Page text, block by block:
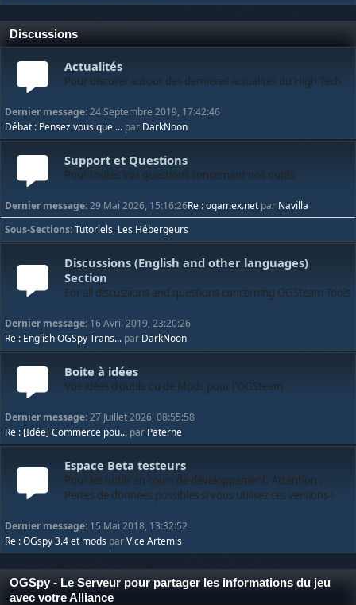
Discussions
Actualités
Pour discuter autour des dernières actualités du High Tech
Dernier message:24 Septembre 2019, 17:42:46
Débat : Pensez vous que ... par DarkNoon
Support et Questions
Pour toutes vos questions concernant nos outils.
Dernier message:29 Mai 2026, 15:16:26Re : ogamex.net par Navilla
Sous-Sections Tutoriels Les Hébergeurs
Discussions (English and other languages)
Section
For all discussions and questions concerning OGSteam Tools
Dernier message: 16 Avril 2019, 23:20:26
Re : English OGSpy Trans... par DarkNoon
Boite à idées
Vos idées d'outils ou de Mods pour l'OGSteam
Dernier message:27 Juillet 2026, 08:55:58
Re : [Idée] Commerce pou... par Paterne
Espace Beta testeurs
Pour les outils en cours de développement. Attention :
Pertes de données possibles si vous utilisez ces versions !
Dernier message: 15 Mai 2018, 13:32:52
Re : OGspy 3.4 et mods parVice Artemis
OGSpy - Le Serveur pour partager les informations du jeu
avec votre Alliance